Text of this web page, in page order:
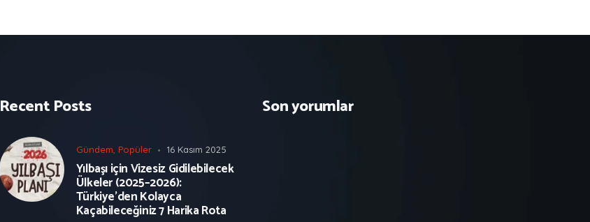
Recent Posts
Gündem, Popüler 16 Kasım 2025
Yılbaşı için Vizesiz Gidilebilecek
Ülkeler (2025–2026):
Türkiye’den Kolayca
Kaçabileceğiniz 7 Harika Rota
Son yorumlar